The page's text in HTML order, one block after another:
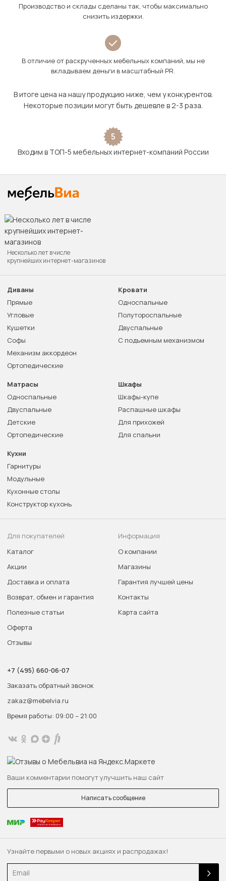
Производство и склады сделаны так, чтобы максимально
снизить издержки.
В отличие от раскрученных мебельных компаний, мы не
вкладываем деньги в масштабный PR.
В итоге цена на нашу продукцию ниже, чем у конкурентов.
Некоторые позиции могут быть дешевле в 2-3 раза.
5
Входим в ТОП-5 мебельных интернет-компаний России
Узнайте первыми о новых акциях и распродажах!
Email
Несколько лет в числе
крупнейших интернет-магазинов
Диваны
Прямые
Угловые
Кушетки
Софы
Механизм аккордеон
Ортопедические
Кровати
Односпальные
Полутороспальные
Двуспальные
С подъемным механизмом
Матрасы
Односпальные
Двуспальные
Детские
Ортопедические
Шкафы
Шкафы-купе
Распашные шкафы
Для прихожей
Для спальни
Кухни
Гарнитуры
Модульные
Кухонные столы
Конструктор кухонь
Для покупателей
Каталог
Акции
Доставка и оплата
Возврат, обмен и гарантия
Полезные статьи
Оферта
Отзывы
Информация
О компании
Магазины
Гарантия лучшей цены
Контакты
Карта сайта
+7 (495) 660-06-07
Заказать обратный звонок
zakaz@mebelvia.ru
Время работы: 09:00 – 21:00
Ваши комментарии помогут улучшить наш сайт
Написать сообщение